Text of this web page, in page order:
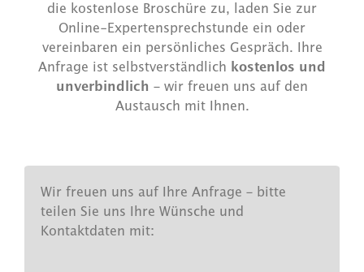
die kostenlose Broschüre zu, laden Sie zur
Online-Expertensprechstunde ein oder
vereinbaren ein persönliches Gespräch. Ihre
Anfrage ist selbstverständlich kostenlos und
unverbindlich – wir freuen uns auf den
Austausch mit Ihnen.
Wir freuen uns auf Ihre Anfrage – bitte
teilen Sie uns Ihre Wünsche und
Kontaktdaten mit: